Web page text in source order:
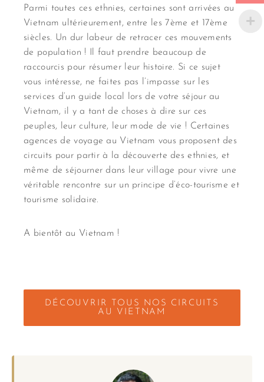
Parmi toutes ces ethnies, certaines sont arrivées au
Vietnam ultérieurement, entre les 7ème et 17ème
siècles. Un dur labeur de retracer ces mouvements
de population ! Il faut prendre beaucoup de
raccourcis pour résumer leur histoire. Si ce sujet
vous intéresse, ne faites pas l’impasse sur les
services d’un guide local lors de votre séjour au
Vietnam, il y a tant de choses à dire sur ces
peuples, leur culture, leur mode de vie ! Certaines
agences de voyage au Vietnam vous proposent des
circuits pour partir à la découverte des ethnies, et
même de séjourner dans leur village pour vivre une
véritable rencontre sur un principe d’éco-tourisme et
tourisme solidaire.
A bientôt au Vietnam !
DÉCOUVRIR TOUS NOS CIRCUITS
AU VIETNAM